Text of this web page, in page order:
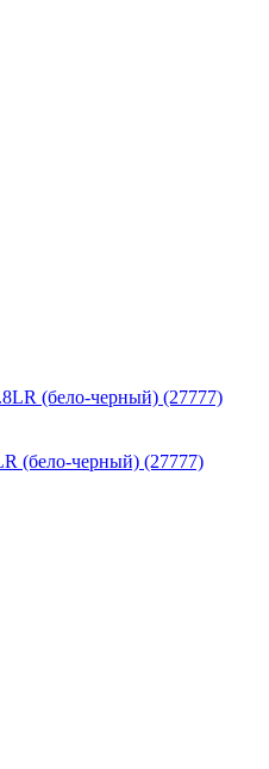
(бело-черный) (27777)